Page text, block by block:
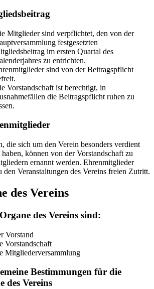
Mitglieder sind verpflichtet, den von der
festgesetzten
im ersten Quartal des
zu entrichten.
sind von der Beitragspflicht
Vorstandschaft ist berechtigt, in
die Beitragspflicht ruhen zu
die sich um den Verein besonders verdient
haben, können von der Vorstandschaft zu
ernannt werden. Ehrenmitglieder
den Veranstaltungen des Vereins freien Zutritt.
des Vereins
des Vereins sind:
Vorstand
Vorstandschaft
Mitgliederversammlung
Bestimmungen für die
des Vereins